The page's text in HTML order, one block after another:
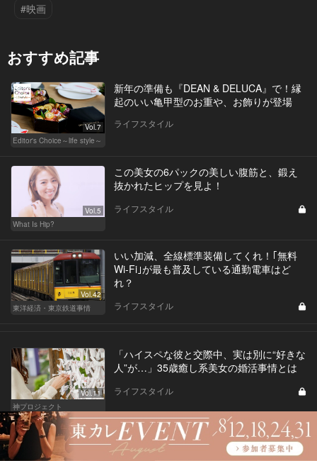
#映画
おすすめ記事
Vol.7
Editor's Choice～life style～
新年の準備も『DEAN & DELUCA』で！縁
起のいい亀甲型のお重や、お飾りが登場
ライフスタイル
Vol.5
What Is Hip?
この美女の6パックの美しい腹筋と、鍛え
抜かれたヒップを見よ！
ライフスタイル
Vol.42
東洋経済・東京鉄道事情
いい加減、全線標準装備してくれ！｢無料
Wi-Fi｣が最も普及している通勤電車はど
れ？
ライフスタイル
Vol.11
神プロジェクト
「ハイスペな彼と交際中、実は別に“好きな
人”が…」35歳癒し系美女の婚活事情とは
ライフスタイル
グルメすぎるインスタグラマーが登場！お
鮨好きな彼女の行きつけ店が気になる